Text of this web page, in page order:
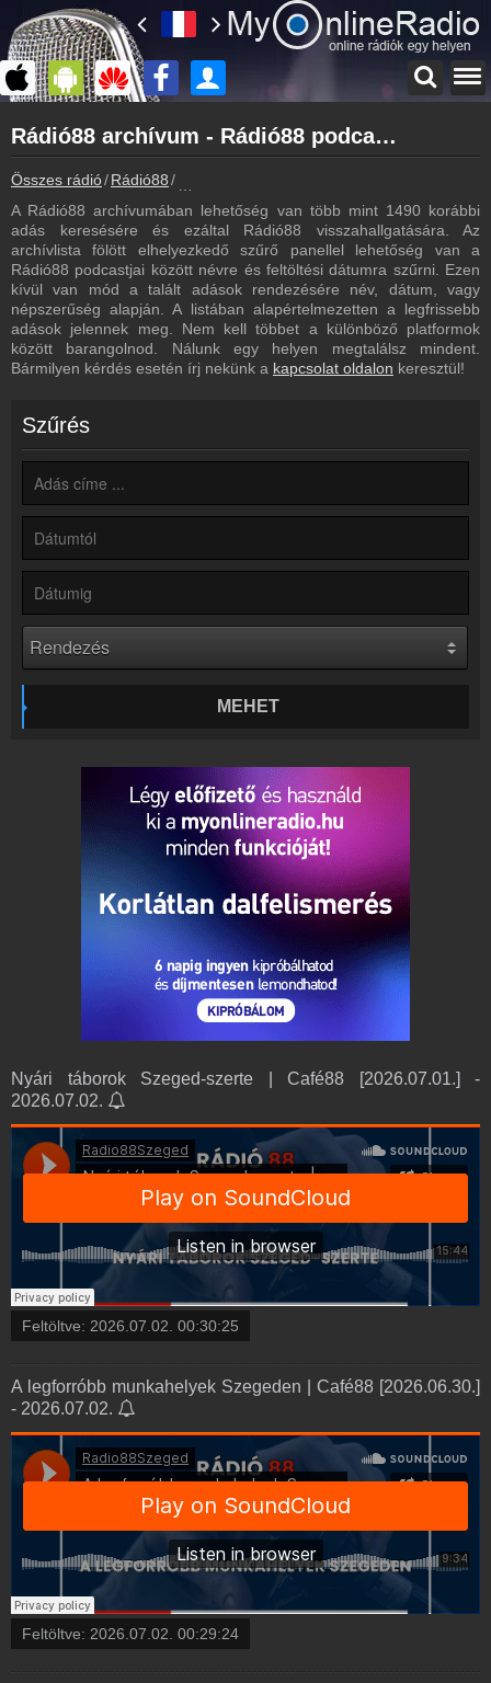
myonlineradio.hu
Rádió88
Vissza a Rádió88 oldalára
Bejelentkezés
Hozz létre saját fiókot!
Most szól
Tudd meg mi szólt eddig
Műsorújság
Rádió88 műsorai
Rádió88 webkamera, élőkép
Hírek
Rádió88 kapcsolatos hírek
Kapcsolat
Írj nekünk!
Partnerek
Rádiós partnerek
Rádió beágyazás
Ágyazd be weboldaladba
Online rádió készítés
Készítés lépésről lépésre
Rádió88 archívum - Rádió88 podcasts - Rádió88 visszahallgatás
Összes rádió Rádió88
A Rádió88 archívumában lehetőség van több mint 1490 korábbi
adás keresésére és ezáltal Rádió88 visszahallgatására. Az
archívlista fölött elhelyezkedő szűrő panellel lehetőség van a
Rádió88 podcastjai között névre és feltöltési dátumra szűrni. Ezen
kívül van mód a talált adások rendezésére név, dátum, vagy
népszerűség alapján. A listában alapértelmezetten a legfrissebb
adások jelennek meg. Nem kell többet a különböző platformok
között barangolnod. Nálunk egy helyen megtalálsz mindent.
Bármilyen kérdés esetén írj nekünk a kapcsolat oldalon keresztül!
Szűrés
MEHET
Nyári táborok Szeged-szerte | Café88 [2026.07.01.] -
2026.07.02.
Feltöltve: 2026.07.02. 00:30:25
A legforróbb munkahelyek Szegeden | Café88 [2026.06.30.]
- 2026.07.02.
Feltöltve: 2026.07.02. 00:29:24